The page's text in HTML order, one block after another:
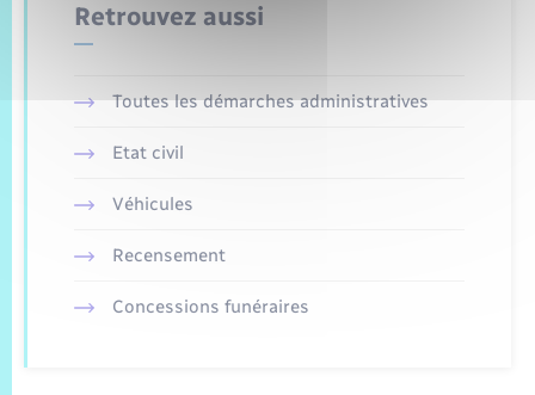
Retrouvez aussi
Toutes les démarches administratives
Etat civil
Véhicules
Recensement
Concessions funéraires